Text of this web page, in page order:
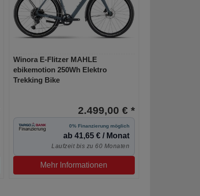
Winora E-Flitzer MAHLE
ebikemotion 250Wh Elektro
Trekking Bike
2.499,00 € *
0% Finanzierung möglich
ab 41,65 € / Monat
Laufzeit bis zu 60 Monaten
Mehr Informationen